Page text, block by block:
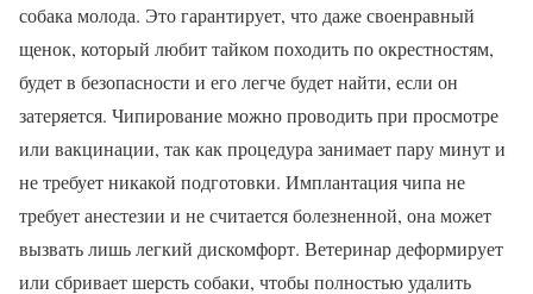
собака молода. Это гарантирует, что даже своенравный
щенок, который любит тайком походить по окрестностям,
будет в безопасности и его легче будет найти, если он
затеряется. Чипирование можно проводить при просмотре
или вакцинации, так как процедура занимает пару минут и
не требует никакой подготовки. Имплантация чипа не
требует анестезии и не считается болезненной, она может
вызвать лишь легкий дискомфорт. Ветеринар деформирует
или сбривает шерсть собаки, чтобы полностью удалить